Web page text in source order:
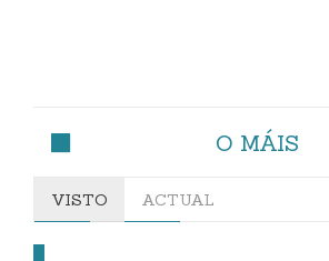
O MÁIS
VISTO ACTUAL